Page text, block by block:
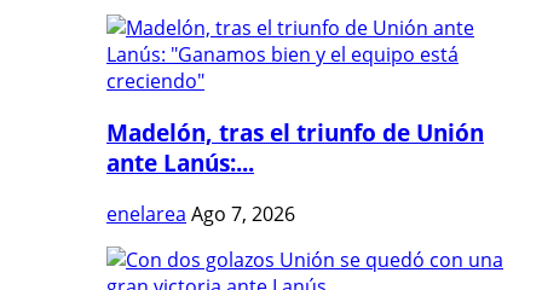
Madelón, tras el triunfo de Unión
ante Lanús:...
enelarea Ago 7, 2026